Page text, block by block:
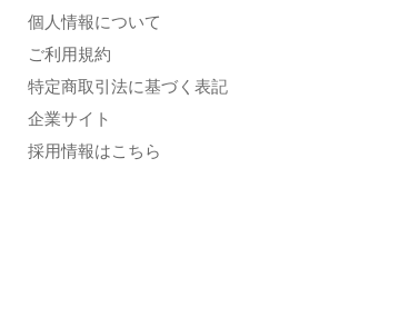
個人情報について
ご利用規約
特定商取引法に基づく表記
企業サイト
採用情報はこちら